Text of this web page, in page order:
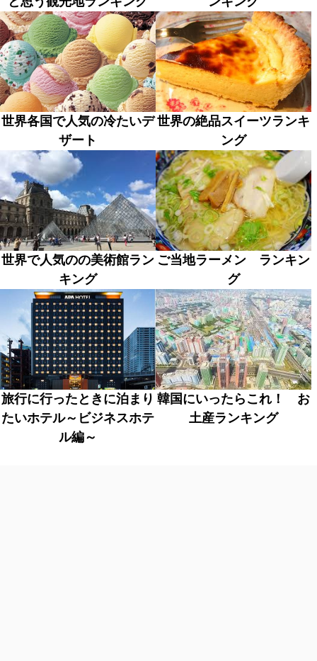
世界各国で人気の冷たいデ
ザート
世界の絶品スイーツランキ
ング
世界で人気のの美術館ラン
キング
ご当地ラーメン ランキン
グ
旅行に行ったときに泊まり
たいホテル～ビジネスホテ
ル編～
韓国にいったらこれ！ お
土産ランキング